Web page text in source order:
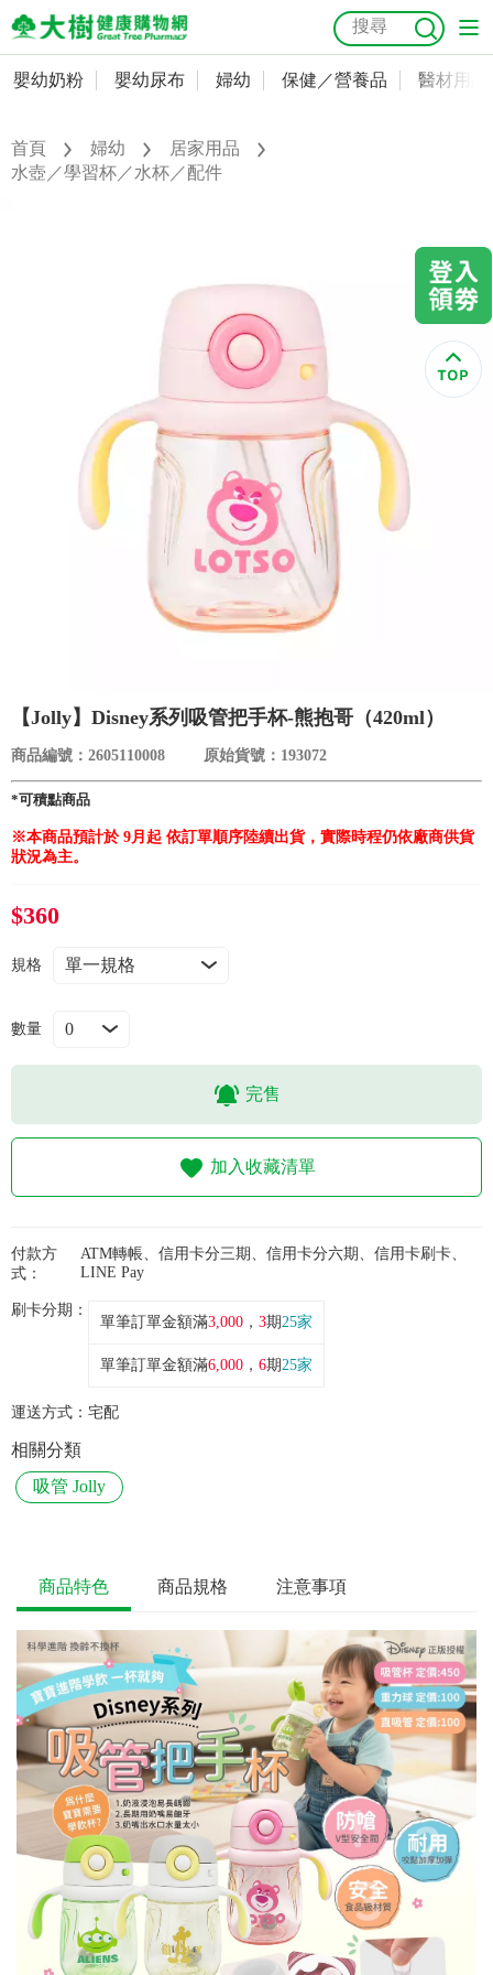
嬰幼奶粉
嬰幼尿布
美容／個人清潔
食品／健康食補
關於我們
合作提案
抗菌 尿布 大樹獨家 益生菌
會員資料及密碼修改
常用收件人清單
優惠券領取
優惠券查詢
嬰幼奶粉 嬰幼尿布 婦幼 保健／營養品 醫材用品
首頁 婦幼
居家用品
水壺／學習杯／水杯／配件
【Jolly】Disney系列吸管把手杯-熊抱哥（420ml）
商品編號：2605110008 原始貨號：193072
*可積點商品
※本商品預計於 9月起 依訂單順序陸續出貨，實際時程仍依廠商供貨
狀況為主。
$360
規格
數量
完售
加入收藏清單
付款方
式：
ATM轉帳、信用卡分三期、信用卡分六期、信用卡刷卡、
LINE Pay
刷卡分期：
單筆訂單金額滿3,000 ， 3期25家
單筆訂單金額滿6,000 ， 6期25家
運送方式： 宅配
相關分類
吸管 Jolly
商品特色 商品規格 注意事項